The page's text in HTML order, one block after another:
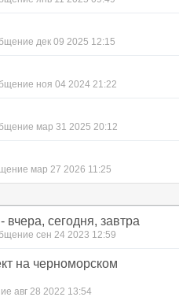
дек 09 2025 12:15
ноя 04 2024 21:22
мар 31 2025 20:12
мар 27 2026 11:25
сегодня, завтра
сен 24 2023 12:59
на черноморском
авг 28 2022 13:54